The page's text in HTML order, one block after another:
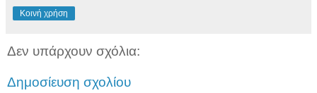
Κοινή χρήση
Δεν υπάρχουν σχόλια:
Δημοσίευση σχολίου